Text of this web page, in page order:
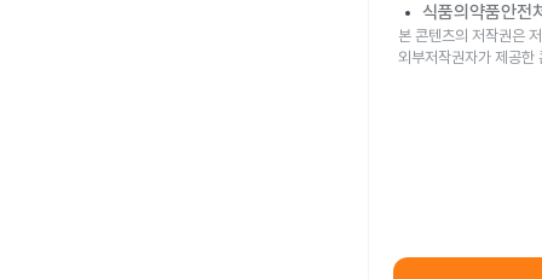
식품의약품안전
본 콘텐츠의 저작권은
외부저작권자가 제공한